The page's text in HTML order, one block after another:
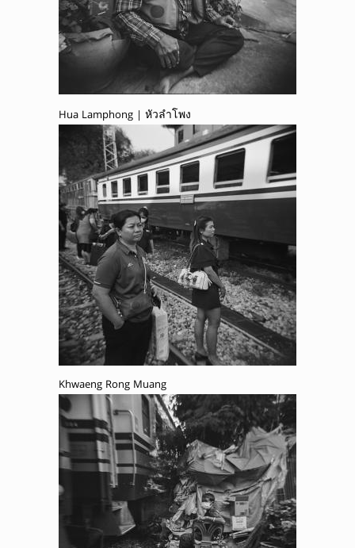
Hua Lamphong | หัวลำโพง
Khwaeng Rong Muang